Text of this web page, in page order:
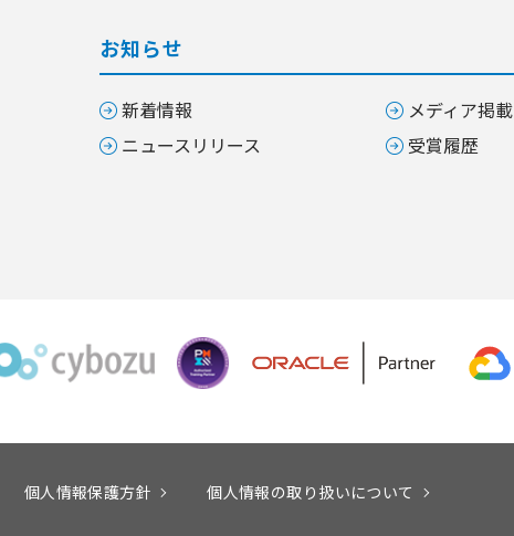
お知らせ
新着情報
ニュースリリース
メディア掲載
受賞履歴
個人情報保護方針 個人情報の取り扱いについて